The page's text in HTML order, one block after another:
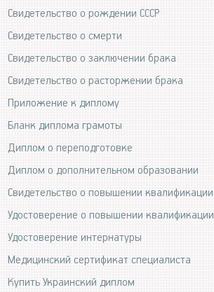
Свидетельство о рождении СССР
Свидетельство о смерти
Свидетельство о заключении брака
Свидетельство о расторжении брака
Приложение к диплому
Бланк диплома грамоты
Диплом о переподготовке
Диплом о дополнительном образовании
Свидетельство о повышении квалификации
Удостоверение о повышении квалификации
Удостоверение интернатуры
Медицинский сертификат специалиста
Купить Украинский диплом